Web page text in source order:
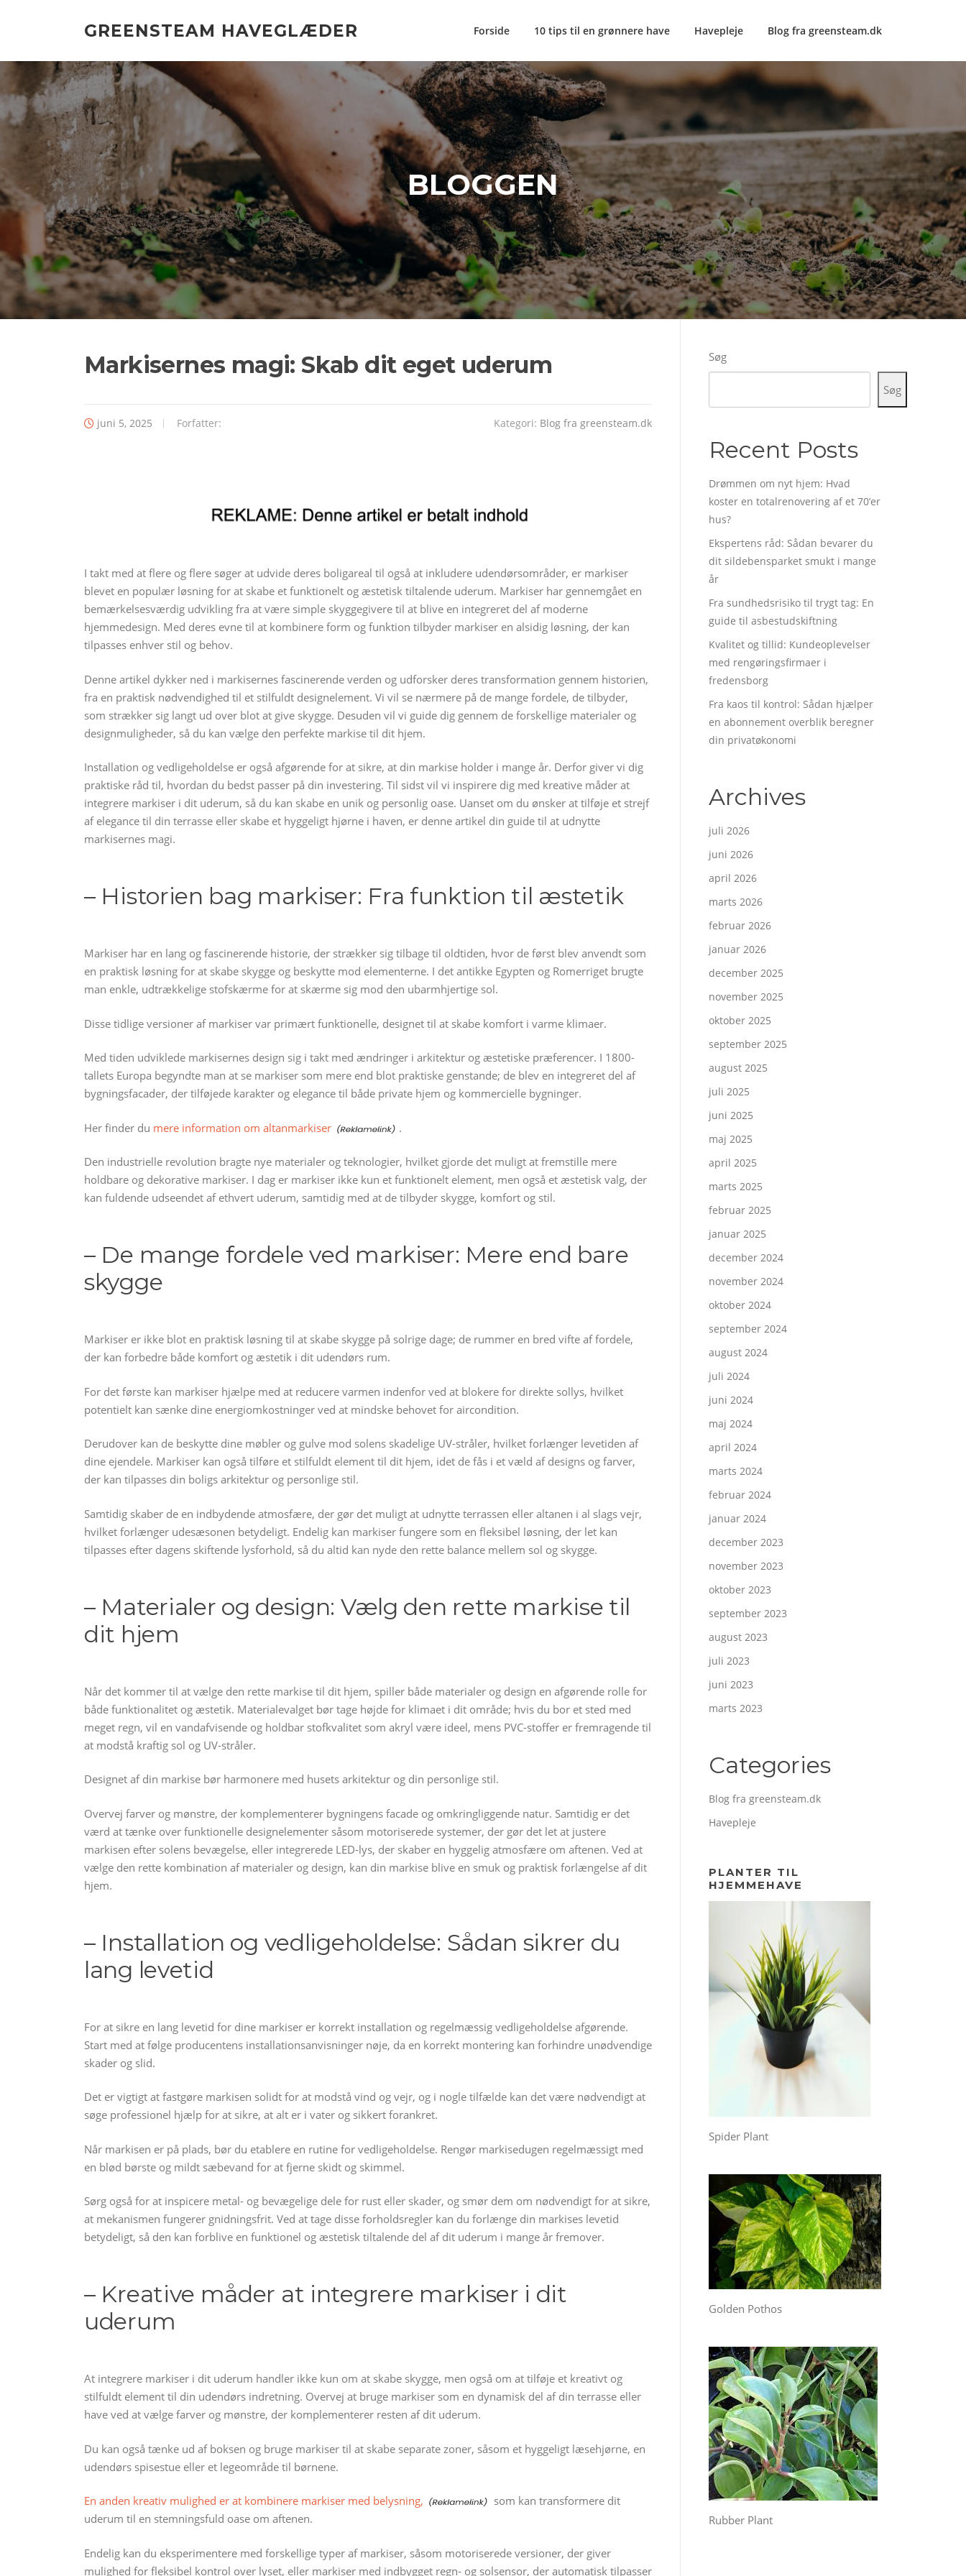
GREENSTEAM HAVEGLÆDER Forside 10 tips til en grønnere have Havepleje Blog fra greensteam.dk
BLOGGEN
Markisernes magi: Skab dit eget uderum
juni 5, 2025 Forfatter: Kategori: Blog fra greensteam.dk
I takt med at flere og flere søger at udvide deres boligareal til også at inkludere udendørsområder, er markiser
blevet en populær løsning for at skabe et funktionelt og æstetisk tiltalende uderum. Markiser har gennemgået en
bemærkelsesværdig udvikling fra at være simple skyggegivere til at blive en integreret del af moderne
hjemmedesign. Med deres evne til at kombinere form og funktion tilbyder markiser en alsidig løsning, der kan
tilpasses enhver stil og behov.
Denne artikel dykker ned i markisernes fascinerende verden og udforsker deres transformation gennem historien,
fra en praktisk nødvendighed til et stilfuldt designelement. Vi vil se nærmere på de mange fordele, de tilbyder,
som strækker sig langt ud over blot at give skygge. Desuden vil vi guide dig gennem de forskellige materialer og
designmuligheder, så du kan vælge den perfekte markise til dit hjem.
Installation og vedligeholdelse er også afgørende for at sikre, at din markise holder i mange år. Derfor giver vi dig
praktiske råd til, hvordan du bedst passer på din investering. Til sidst vil vi inspirere dig med kreative måder at
integrere markiser i dit uderum, så du kan skabe en unik og personlig oase. Uanset om du ønsker at tilføje et strejf
af elegance til din terrasse eller skabe et hyggeligt hjørne i haven, er denne artikel din guide til at udnytte
markisernes magi.
– Historien bag markiser: Fra funktion til æstetik
Markiser har en lang og fascinerende historie, der strækker sig tilbage til oldtiden, hvor de først blev anvendt som
en praktisk løsning for at skabe skygge og beskytte mod elementerne. I det antikke Egypten og Romerriget brugte
man enkle, udtrækkelige stofskærme for at skærme sig mod den ubarmhjertige sol.
Disse tidlige versioner af markiser var primært funktionelle, designet til at skabe komfort i varme klimaer.
Med tiden udviklede markisernes design sig i takt med ændringer i arkitektur og æstetiske præferencer. I 1800-
tallets Europa begyndte man at se markiser som mere end blot praktiske genstande; de blev en integreret del af
bygningsfacader, der tilføjede karakter og elegance til både private hjem og kommercielle bygninger.
Her finder du mere information om altanmarkiser .
Den industrielle revolution bragte nye materialer og teknologier, hvilket gjorde det muligt at fremstille mere
holdbare og dekorative markiser. I dag er markiser ikke kun et funktionelt element, men også et æstetisk valg, der
kan fuldende udseendet af ethvert uderum, samtidig med at de tilbyder skygge, komfort og stil.
– De mange fordele ved markiser: Mere end bare
skygge
Markiser er ikke blot en praktisk løsning til at skabe skygge på solrige dage; de rummer en bred vifte af fordele,
der kan forbedre både komfort og æstetik i dit udendørs rum.
For det første kan markiser hjælpe med at reducere varmen indenfor ved at blokere for direkte sollys, hvilket
potentielt kan sænke dine energiomkostninger ved at mindske behovet for aircondition.
Derudover kan de beskytte dine møbler og gulve mod solens skadelige UV-stråler, hvilket forlænger levetiden af
dine ejendele. Markiser kan også tilføre et stilfuldt element til dit hjem, idet de fås i et væld af designs og farver,
der kan tilpasses din boligs arkitektur og personlige stil.
Samtidig skaber de en indbydende atmosfære, der gør det muligt at udnytte terrassen eller altanen i al slags vejr,
hvilket forlænger udesæsonen betydeligt. Endelig kan markiser fungere som en fleksibel løsning, der let kan
tilpasses efter dagens skiftende lysforhold, så du altid kan nyde den rette balance mellem sol og skygge.
– Materialer og design: Vælg den rette markise til
dit hjem
Når det kommer til at vælge den rette markise til dit hjem, spiller både materialer og design en afgørende rolle for
både funktionalitet og æstetik. Materialevalget bør tage højde for klimaet i dit område; hvis du bor et sted med
meget regn, vil en vandafvisende og holdbar stofkvalitet som akryl være ideel, mens PVC-stoffer er fremragende til
at modstå kraftig sol og UV-stråler.
Designet af din markise bør harmonere med husets arkitektur og din personlige stil.
Overvej farver og mønstre, der komplementerer bygningens facade og omkringliggende natur. Samtidig er det
værd at tænke over funktionelle designelementer såsom motoriserede systemer, der gør det let at justere
markisen efter solens bevægelse, eller integrerede LED-lys, der skaber en hyggelig atmosfære om aftenen. Ved at
vælge den rette kombination af materialer og design, kan din markise blive en smuk og praktisk forlængelse af dit
hjem.
– Installation og vedligeholdelse: Sådan sikrer du
lang levetid
For at sikre en lang levetid for dine markiser er korrekt installation og regelmæssig vedligeholdelse afgørende.
Start med at følge producentens installationsanvisninger nøje, da en korrekt montering kan forhindre unødvendige
skader og slid.
Det er vigtigt at fastgøre markisen solidt for at modstå vind og vejr, og i nogle tilfælde kan det være nødvendigt at
søge professionel hjælp for at sikre, at alt er i vater og sikkert forankret.
Når markisen er på plads, bør du etablere en rutine for vedligeholdelse. Rengør markisedugen regelmæssigt med
en blød børste og mildt sæbevand for at fjerne skidt og skimmel.
Sørg også for at inspicere metal- og bevægelige dele for rust eller skader, og smør dem om nødvendigt for at sikre,
at mekanismen fungerer gnidningsfrit. Ved at tage disse forholdsregler kan du forlænge din markises levetid
betydeligt, så den kan forblive en funktionel og æstetisk tiltalende del af dit uderum i mange år fremover.
– Kreative måder at integrere markiser i dit
uderum
At integrere markiser i dit uderum handler ikke kun om at skabe skygge, men også om at tilføje et kreativt og
stilfuldt element til din udendørs indretning. Overvej at bruge markiser som en dynamisk del af din terrasse eller
have ved at vælge farver og mønstre, der komplementerer resten af dit uderum.
Du kan også tænke ud af boksen og bruge markiser til at skabe separate zoner, såsom et hyggeligt læsehjørne, en
udendørs spisestue eller et legeområde til børnene.
En anden kreativ mulighed er at kombinere markiser med belysning,
som kan transformere dit
uderum til en stemningsfuld oase om aftenen.
Endelig kan du eksperimentere med forskellige typer af markiser, såsom motoriserede versioner, der giver
mulighed for fleksibel kontrol over lyset, eller markiser med indbygget regn- og solsensor, der automatisk tilpasser
Søg
Søg
Recent Posts
Drømmen om nyt hjem: Hvad
koster en totalrenovering af et 70’er
hus?
Ekspertens råd: Sådan bevarer du
dit sildebensparket smukt i mange
år
Fra sundhedsrisiko til trygt tag: En
guide til asbestudskiftning
Kvalitet og tillid: Kundeoplevelser
med rengøringsfirmaer i
fredensborg
Fra kaos til kontrol: Sådan hjælper
en abonnement overblik beregner
din privatøkonomi
Archives
juli 2026
juni 2026
april 2026
marts 2026
februar 2026
januar 2026
december 2025
november 2025
oktober 2025
september 2025
august 2025
juli 2025
juni 2025
maj 2025
april 2025
marts 2025
februar 2025
januar 2025
december 2024
november 2024
oktober 2024
september 2024
august 2024
juli 2024
juni 2024
maj 2024
april 2024
marts 2024
februar 2024
januar 2024
december 2023
november 2023
oktober 2023
september 2023
august 2023
juli 2023
juni 2023
marts 2023
Categories
Blog fra greensteam.dk
Havepleje
PLANTER TIL
HJEMMEHAVE
Spider Plant
Golden Pothos
Rubber Plant